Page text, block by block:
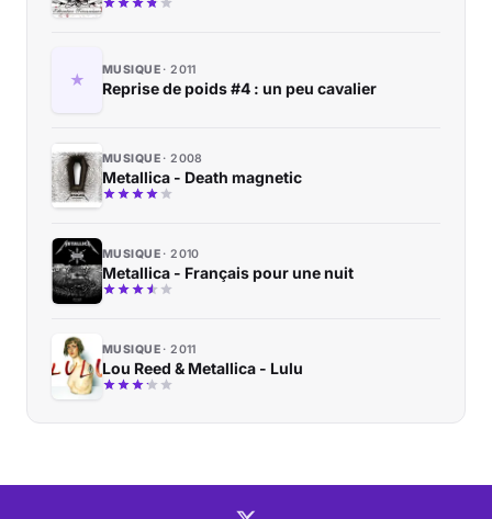
MUSIQUE 2011
Reprise de poids #4 : un peu cavalier
MUSIQUE 2008
Metallica - Death magnetic
MUSIQUE 2010
Metallica - Français pour une nuit
MUSIQUE 2011
Lou Reed & Metallica - Lulu